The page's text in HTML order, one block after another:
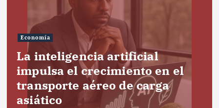
Economía
La inteligencia artificial
impulsa el crecimiento en el
transporte aéreo de carga
asiático